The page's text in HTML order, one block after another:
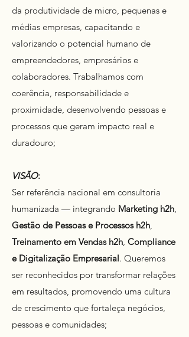
da produtividade de micro, pequenas e
médias empresas, capacitando e
valorizando o potencial humano de
empreendedores, empresários e
colaboradores. Trabalhamos com
coerência, responsabilidade e
proximidade, desenvolvendo pessoas e
processos que geram impacto real e
duradouro;
VISÃO:
Ser referência nacional em consultoria
humanizada — integrando Marketing h2h,
Gestão de Pessoas e Processos h2h,
Treinamento em Vendas h2h, Compliance
e Digitalização Empresarial. Queremos
ser reconhecidos por transformar relações
em resultados, promovendo uma cultura
de crescimento que fortaleça negócios,
pessoas e comunidades;